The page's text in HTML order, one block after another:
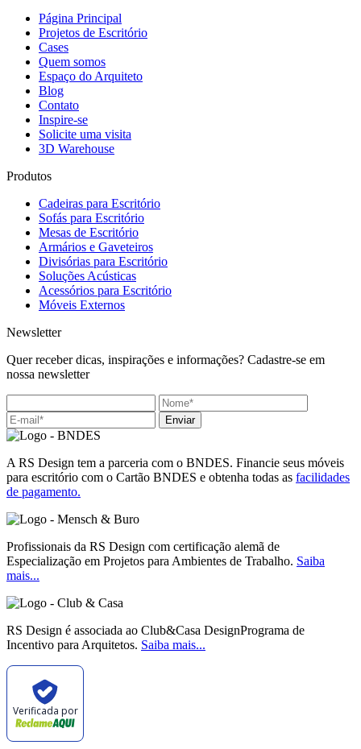
Página Principal
Projetos de Escritório
Cases
Quem somos
Espaço do Arquiteto
Blog
Contato
Inspire-se
Solicite uma visita
3D Warehouse
Produtos
Cadeiras para Escritório
Sofás para Escritório
Mesas de Escritório
Armários e Gaveteiros
Divisórias para Escritório
Soluções Acústicas
Acessórios para Escritório
Móveis Externos
Newsletter
Quer receber dicas, inspirações e informações? Cadastre-se em
nossa newsletter
Enviar
A RS Design tem a parceria com o BNDES. Financie seus móveis
para escritório com o Cartão BNDES e obtenha todas as facilidades
de pagamento.
Profissionais da RS Design com certificação alemã de
Especialização em Projetos para Ambientes de Trabalho. Saiba
mais...
RS Design é associada ao Club&Casa DesignPrograma de
Incentivo para Arquitetos. Saiba mais...
Verificada por